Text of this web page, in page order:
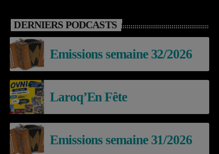
DERNIERS PODCASTS
Emissions semaine 32/2026
Laroq’En Fête
Emissions semaine 31/2026